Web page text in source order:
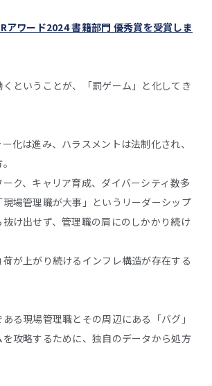
アワード2024 書籍部門 優秀賞を受賞しま
ということが、「罰ゲーム」と化してき
化は進み、ハラスメントは法制化され、
ク、キャリア育成、ダイバーシティ――数多
現場管理職が大事」というリーダーシップ
け出せず、管理職の肩にのしかかり続け
が上がり続けるインフレ構造が存在する
る現場管理職とその周辺にある「バグ」
攻略するために、独自のデータから処方